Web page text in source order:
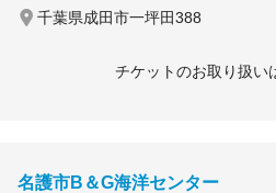
千葉県成田市一坪田388
チケットのお取り扱い
名護市B＆G海洋センター